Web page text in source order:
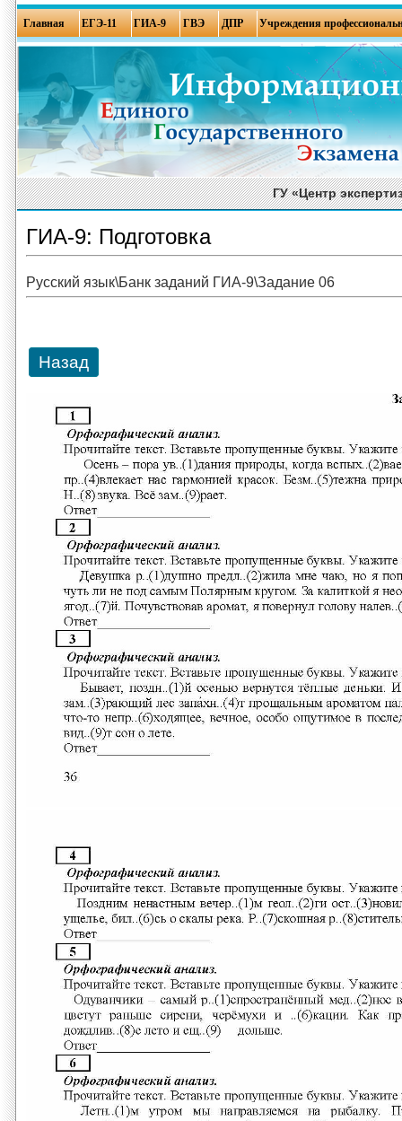
Главная ЕГЭ-11 ГИА-9 ГВЭ ДПР Учреждения
ГУ «Центр
ГИА-9: Подготовка
Русский язык\Банк заданий ГИА-9\Задание 06
Назад